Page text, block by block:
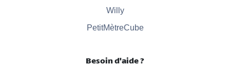
Willy
PetitMètreCube
Besoin d'aide ?